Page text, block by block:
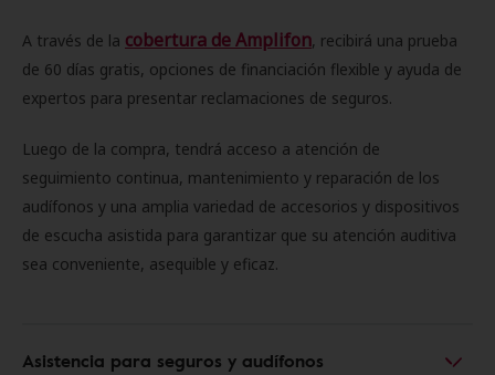
A través de la cobertura de Amplifon, recibirá una prueba
de 60 días gratis, opciones de financiación flexible y ayuda de
expertos para presentar reclamaciones de seguros.
Luego de la compra, tendrá acceso a atención de
seguimiento continua, mantenimiento y reparación de los
audífonos y una amplia variedad de accesorios y dispositivos
de escucha asistida para garantizar que su atención auditiva
sea conveniente, asequible y eficaz.
Asistencia para seguros y audífonos